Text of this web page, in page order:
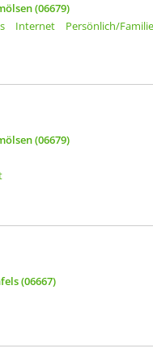
(06679)
Internet
Persönlich/Familie
(06679)
(06667)